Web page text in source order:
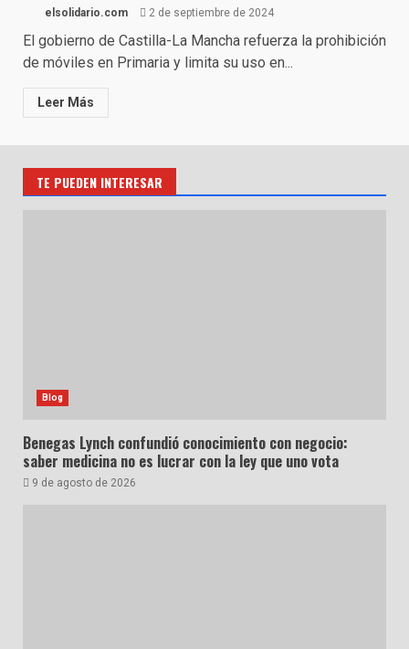
elsolidario.com 2 de septiembre de 2024
El gobierno de Castilla-La Mancha refuerza la prohibición
de móviles en Primaria y limita su uso en...
Leer Más
TE PUEDEN INTERESAR
Blog
Benegas Lynch confundió conocimiento con negocio:
saber medicina no es lucrar con la ley que uno vota
9 de agosto de 2026